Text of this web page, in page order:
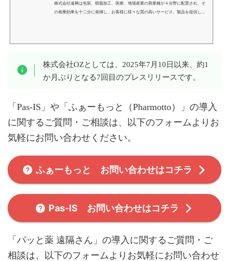
株式会社遠興は包装、樹脂加工、医療、地場産業の異業種が４分野に配置され、そ
の相乗効果を十二分に発揮し、お客様に様々な質の高いサービス、製品を提供して
株式会社OZとしては、2025年7月10日以来、約1
か月ぶりとなる7回目のプレスリリースです。
「Pas-IS」や「ふぁーもっと（Pharmotto）」の導入
に関するご質問・ご相談は、以下のフォームよりお
気軽にお問い合わせください。
ふぁーもっと お問い合わせはコチラ
Pas-IS お問い合わせはコチラ
「パッと薬 遠隔さん」の導入に関するご質問・ご
相談は、以下のフォームよりお気軽にお問い合わせ